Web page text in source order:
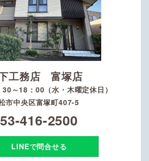
工務店 富塚店
～18：00（水・木曜定休日）
市中央区富塚町407-5
416-2500
LINEで問合せる